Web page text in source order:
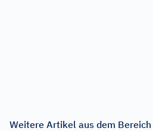
Weitere Artikel aus dem Bereich